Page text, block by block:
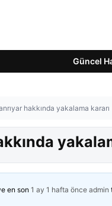
Güncel
hakkında yakalama kararı
en son 1 ay 1 hafta önce admin